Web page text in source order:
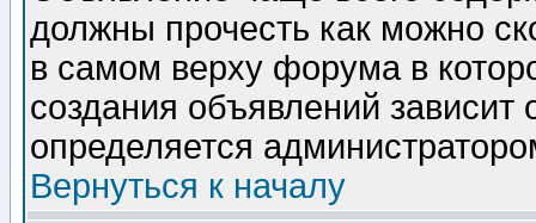
должны прочесть как можно
в самом верху форума в
создания объявлений зависит
определяется
Вернуться к началу